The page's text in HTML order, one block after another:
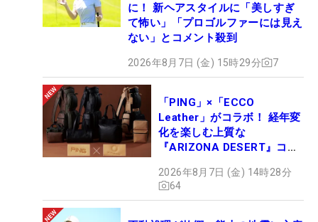
に！ 新ヘアスタイルに「美しすぎ
て怖い」「プロゴルファーには見え
ない」とコメント殺到
2026年8月7日 (金) 15時29分 7
「PING」×「ECCO
Leather」がコラボ！ 経年変
化を楽しむ上質な
『ARIZONA DESERT』コレ
ュー
2026年8月7日 (金) 14時28分
64